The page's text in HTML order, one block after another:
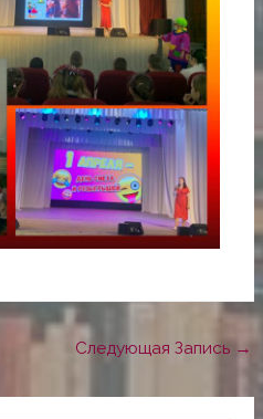
Следующая Запись →